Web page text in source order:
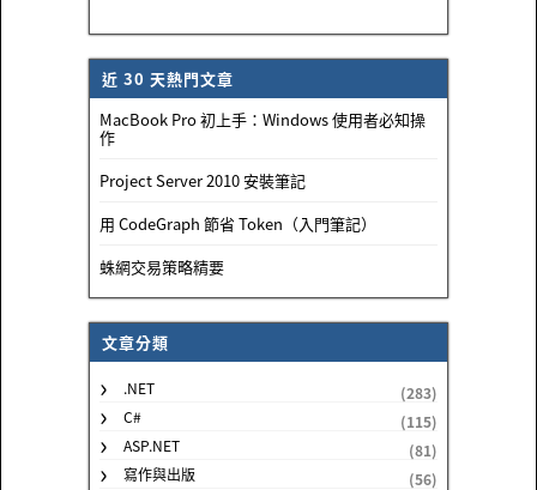
近 30 天熱門文章
MacBook Pro 初上手：Windows 使用者必知操
作
Project Server 2010 安裝筆記
用 CodeGraph 節省 Token（入門筆記）
蛛網交易策略精要
文章分類
.NET
(283)
C#
(115)
ASP.NET
(81)
寫作與出版
(56)